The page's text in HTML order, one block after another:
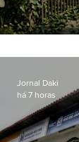
Jornal Daki
há 7 horas